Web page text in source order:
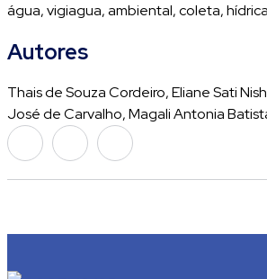
água, vigiagua, ambiental, coleta,
Autores
Thais de Souza Cordeiro, Eliane Sati
José de Carvalho, Magali Antonia